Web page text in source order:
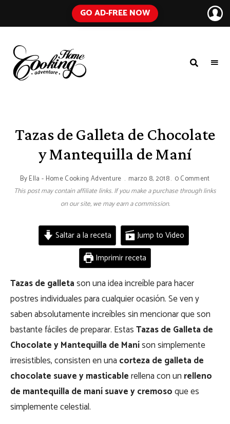
GO AD-FREE NOW
Everyday
Ingredients
Tazas de Galleta de Chocolate
y Mantequilla de Maní
ByElla - Home Cooking Adventure marzo 8, 2018 0 Comment
This post may contain affiliate links. If you make a purchase through links
on our site, we may earn a commission.
Saltar a la receta
Jump to Video
Imprimir receta
Tazas de galletason una idea increíble para hacer
postres individuales para cualquier ocasión. Se ven y
saben absolutamente increíbles sin mencionar que son
bastante fáciles de preparar. EstasTazas de Galleta de
Chocolate y Mantequilla de Maníson simplemente
irresistibles, consisten en una corteza de galleta de
chocolate suave y masticablerellena con un relleno
de mantequilla de maní suave y cremosoque es
simplemente celestial.